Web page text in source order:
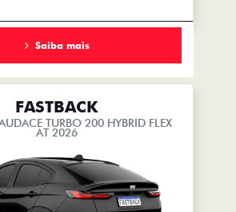
Saiba mais
FASTBACK
TURBO 200 HYBRID FLEX
AT 2026